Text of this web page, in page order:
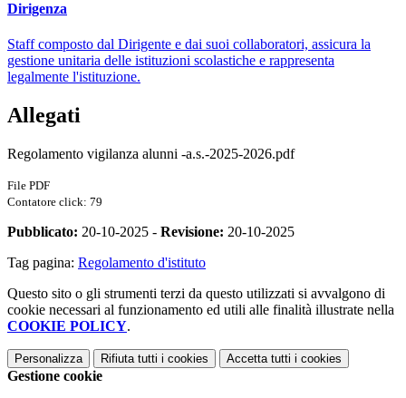
Dirigenza
Staff composto dal Dirigente e dai suoi collaboratori, assicura la
gestione unitaria delle istituzioni scolastiche e rappresenta
legalmente l'istituzione.
Allegati
Regolamento vigilanza alunni -a.s.-2025-2026.pdf
File PDF
Contatore click: 79
Pubblicato: 20-10-2025 - Revisione: 20-10-2025
Tag pagina: Regolamento d'istituto
Questo sito o gli strumenti terzi da questo utilizzati si avvalgono di
cookie necessari al funzionamento ed utili alle finalità illustrate nella
COOKIE POLICY.
Personalizza Rifiuta tutti i cookies Accetta tutti i cookies
Gestione cookie